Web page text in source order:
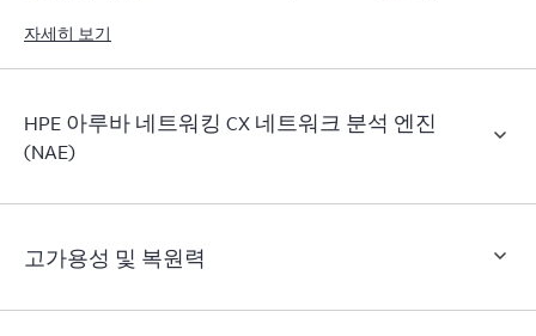
자세히 보기
HPE 아루바 네트워킹 CX 네트워크 분석 엔진
(NAE)
고가용성 및 복원력